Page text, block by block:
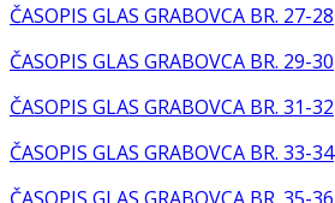
ČASOPIS GLAS GRABOVCA BR. 27-28
ČASOPIS GLAS GRABOVCA BR. 29-30
ČASOPIS GLAS GRABOVCA BR. 31-32
ČASOPIS GLAS GRABOVCA BR. 33-34